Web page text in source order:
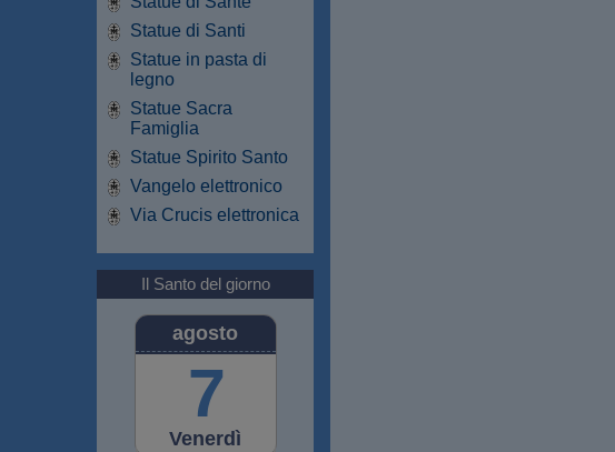
Statue di Santi
Statue in pasta di
legno
Statue Sacra
Famiglia
Statue Spirito Santo
Vangelo elettronico
Via Crucis elettronica
Il Santo del giorno
Venerdì
agosto
7